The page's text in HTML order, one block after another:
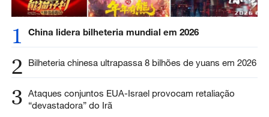
1 China lidera bilheteria mundial em 2026
2 Bilheteria chinesa ultrapassa 8 bilhões de yuans em 2026
3 Ataques conjuntos EUA-Israel provocam retaliação
“devastadora” do Irã